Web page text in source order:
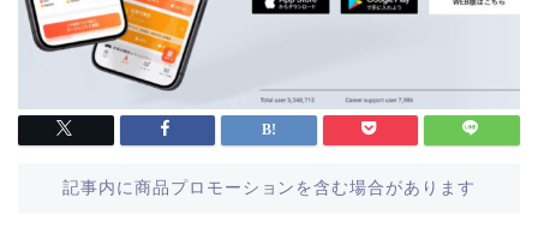
記事内に商品プロモーションを含む場合があります